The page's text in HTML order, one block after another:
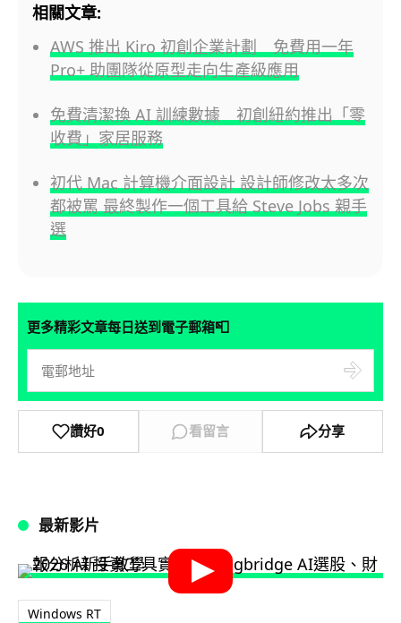
相關文章:
AWS 推出 Kiro 初創企業計劃 免費用一年
Pro+ 助團隊從原型走向生產級應用
免費清潔換 AI 訓練數據 初創紐約推出「零
收費」家居服務
初代 Mac 計算機介面設計 設計師修改太多次
都被罵 最終製作一個工具給 Steve Jobs 親手
選
更多精彩文章每日送到電子郵箱📮
讚好0 看留言 分享
最新影片
Windows RT